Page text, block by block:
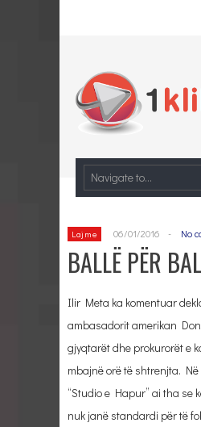
Lajme 06/01/2016 - No
BALLË PËR
Ilir Meta ka komentuar
ambasadorit amerikan
gjyqtarët dhe prokurorët e
mbajnë orë të shtrenjta.
“Studio e Hapur” ai tha se
nuk janë standardi për të